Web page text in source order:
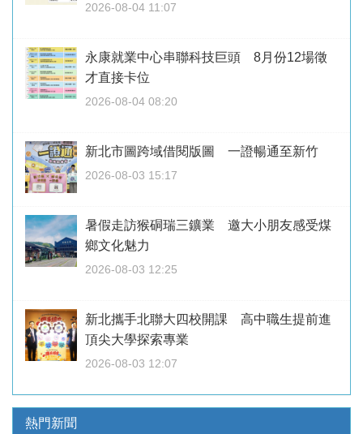
2026-08-04 11:07
永康就業中心串聯科技巨頭 8月份12場徵
才直接卡位
2026-08-04 08:20
新北市圖跨域借閱版圖 一證暢通至新竹
2026-08-03 15:17
暑假走訪猴硐瑞三鑛業 邀大小朋友感受煤
鄉文化魅力
2026-08-03 12:25
新北攜手北聯大四校開課 高中職生提前進
頂尖大學探索專業
2026-08-03 12:07
熱門新聞